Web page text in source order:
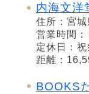
内海文洋
住所：宮
営業時間
定休日：祝
距離：
BOOKS